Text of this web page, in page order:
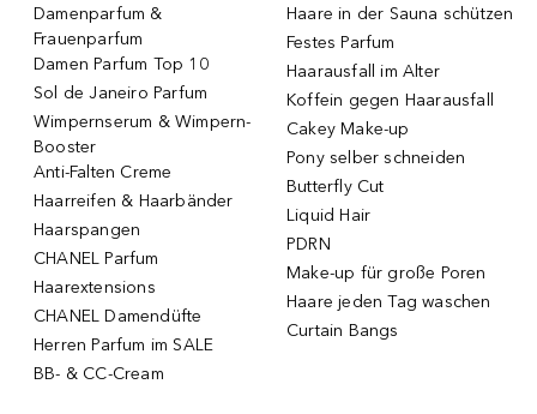
Damenparfum &
Frauenparfum
Damen Parfum Top 10
Sol de Janeiro Parfum
Wimpernserum & Wimpern-
Booster
Anti-Falten Creme
Haarreifen & Haarbänder
Haarspangen
CHANEL Parfum
Haarextensions
CHANEL Damendüfte
Herren Parfum im SALE
BB- & CC-Cream
Haare in der Sauna schützen
Festes Parfum
Haarausfall im Alter
Koffein gegen Haarausfall
Cakey Make-up
Pony selber schneiden
Butterfly Cut
Liquid Hair
PDRN
Make-up für große Poren
Haare jeden Tag waschen
Curtain Bangs